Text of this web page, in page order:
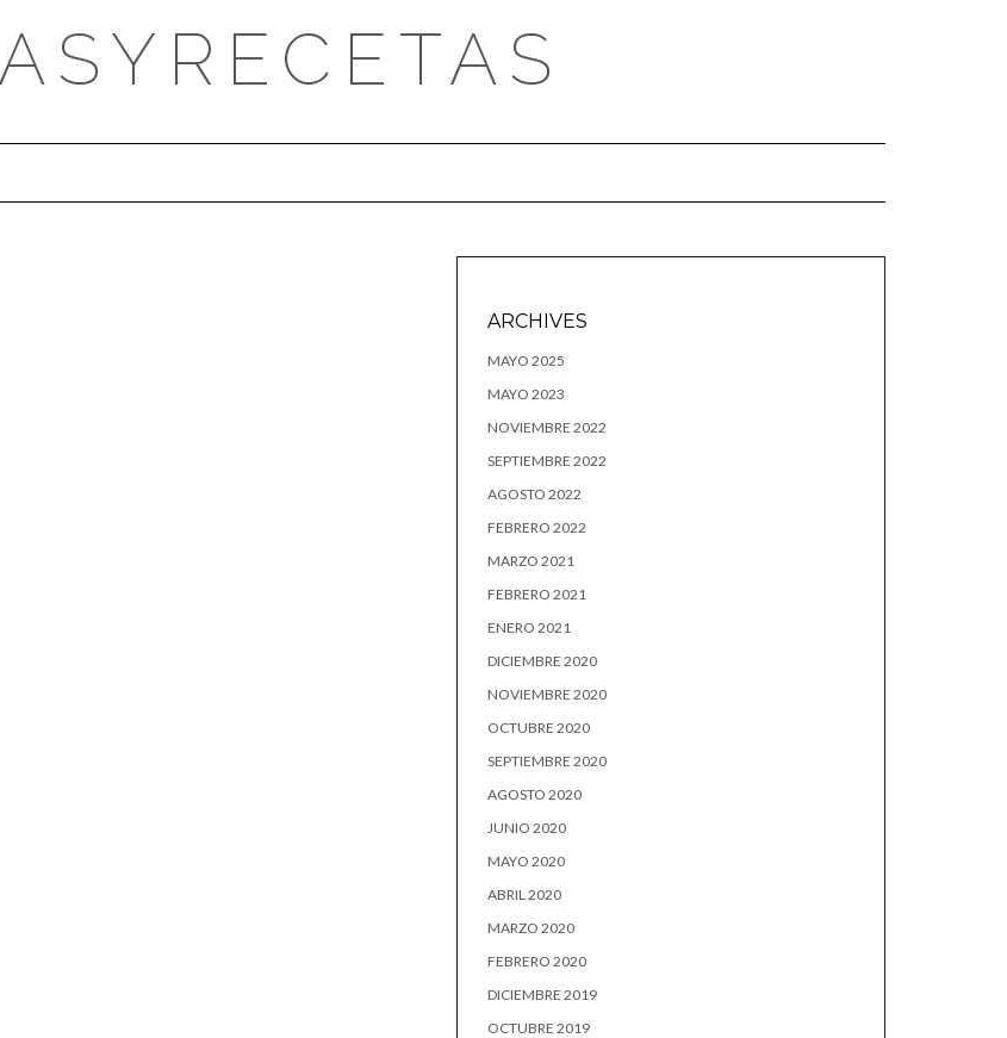
ARCHIVES
MAYO 2025
MAYO 2023
NOVIEMBRE 2022
SEPTIEMBRE 2022
AGOSTO 2022
FEBRERO 2022
MARZO 2021
FEBRERO 2021
ENERO 2021
DICIEMBRE 2020
NOVIEMBRE 2020
OCTUBRE 2020
SEPTIEMBRE 2020
AGOSTO 2020
JUNIO 2020
MAYO 2020
ABRIL 2020
MARZO 2020
FEBRERO 2020
DICIEMBRE 2019
OCTUBRE 2019